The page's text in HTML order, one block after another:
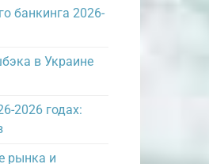
банкинга 2026-
в Украине
2026 годах:
рынка и